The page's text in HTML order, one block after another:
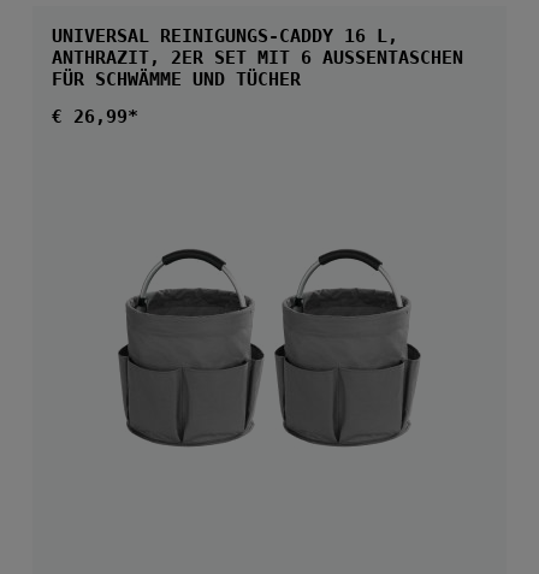
UNIVERSAL REINIGUNGS-CADDY 16 L,
ANTHRAZIT, 2ER SET MIT 6 AUSSENTASCHEN F
ÜR SCHWÄMME UND TÜCHER
Regulärer Preis:
€ 26,99*